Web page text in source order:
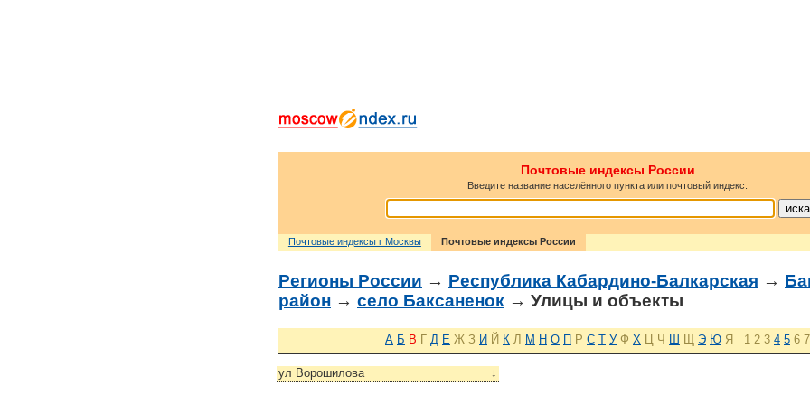
Почтовые индексы России
Введите название населённого пункта или почтовый индекс:
Почтовые индексы г Москвы Почтовые индексы России
Регионы России → Республика Кабардино-Балкарская →
район → село Баксаненок → Улицы и объекты
А Б В Г Д Е Ж З И Й К Л М Н О П Р С Т У Ф Х Ц Ч Ш Щ Э Ю Я 1 2 3 4 5 6 7
↓
ул Ворошилова